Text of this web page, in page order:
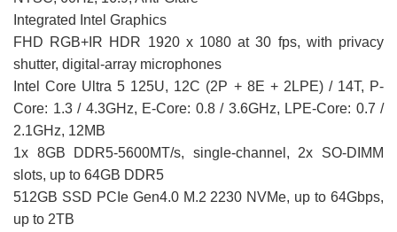
Integrated Intel Graphics
FHD RGB+IR HDR 1920 x 1080 at 30 fps, with privacy
shutter, digital-array microphones
Intel Core Ultra 5 125U, 12C (2P + 8E + 2LPE) / 14T, P-
Core: 1.3 / 4.3GHz, E-Core: 0.8 / 3.6GHz, LPE-Core: 0.7 /
2.1GHz, 12MB
1x 8GB DDR5-5600MT/s, single-channel, 2x SO-DIMM
slots, up to 64GB DDR5
512GB SSD PCIe Gen4.0 M.2 2230 NVMe, up to 64Gbps,
up to 2TB